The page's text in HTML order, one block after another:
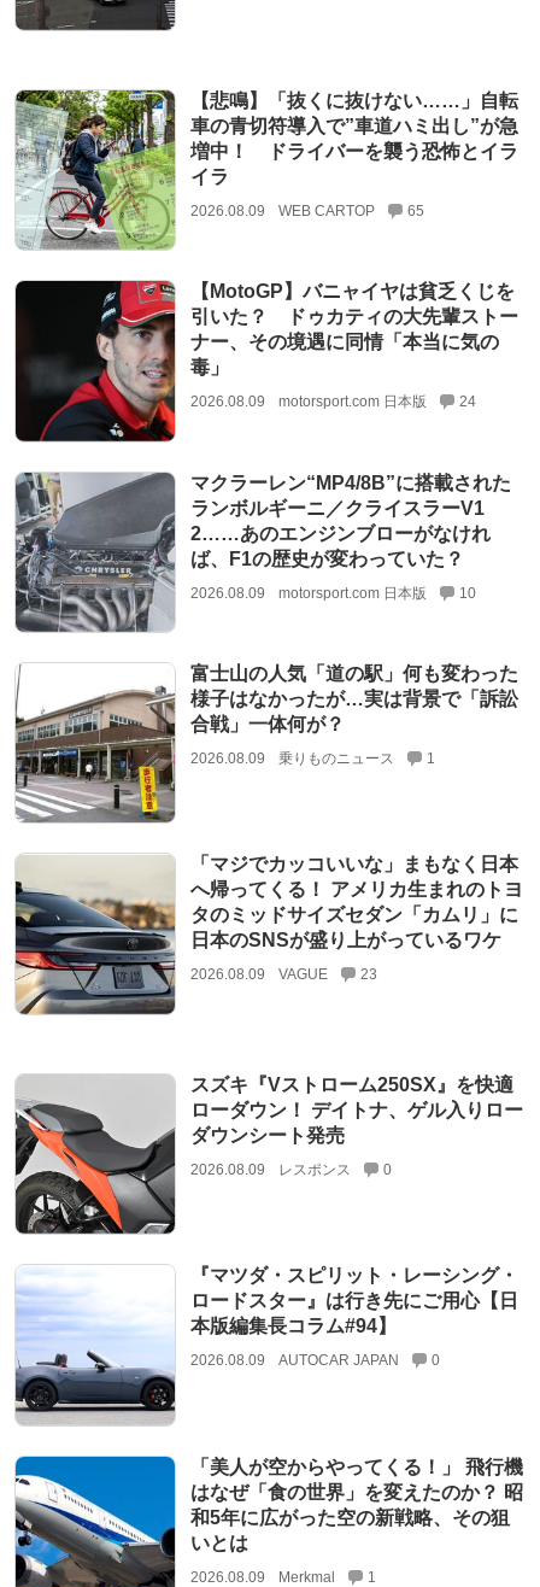
【悲鳴】「抜くに抜けない……」自転
車の青切符導入で”車道ハミ出し”が急
増中！ ドライバーを襲う恐怖とイラ
イラ
2026.08.09 WEB CARTOP 65
【MotoGP】バニャイヤは貧乏くじを
引いた？ ドゥカティの大先輩ストー
ナー、その境遇に同情「本当に気の
毒」
2026.08.09 motorsport.com 日本版 24
マクラーレン“MP4/8B”に搭載された
ランボルギーニ／クライスラーV1
2……あのエンジンブローがなけれ
ば、F1の歴史が変わっていた？
2026.08.09 motorsport.com 日本版 10
富士山の人気「道の駅」何も変わった
様子はなかったが…実は背景で「訴訟
合戦」一体何が？
2026.08.09 乗りものニュース 1
「マジでカッコいいな」まもなく日本
へ帰ってくる！ アメリカ生まれのトヨ
タのミッドサイズセダン「カムリ」に
日本のSNSが盛り上がっているワケ
2026.08.09 VAGUE 23
スズキ『Vストローム250SX』を快適
ローダウン！ デイトナ、ゲル入りロー
ダウンシート発売
2026.08.09 レスポンス 0
『マツダ・スピリット・レーシング・
ロードスター』は行き先にご用心【日
本版編集長コラム#94】
2026.08.09 AUTOCAR JAPAN 0
「美人が空からやってくる！」 飛行機
はなぜ「食の世界」を変えたのか？ 昭
和5年に広がった空の新戦略、その狙
いとは
2026.08.09 Merkmal 1